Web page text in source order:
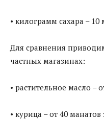
• килограмм сахара – 10
Для сравнения
частных магазинах:
• растительное масло –
• курица – от 40